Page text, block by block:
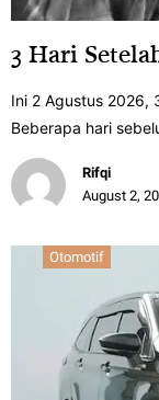
3 Hari
Ini 2 Agustus 2026,
Beberapa hari
Rifqi
August 2,
Otomotif